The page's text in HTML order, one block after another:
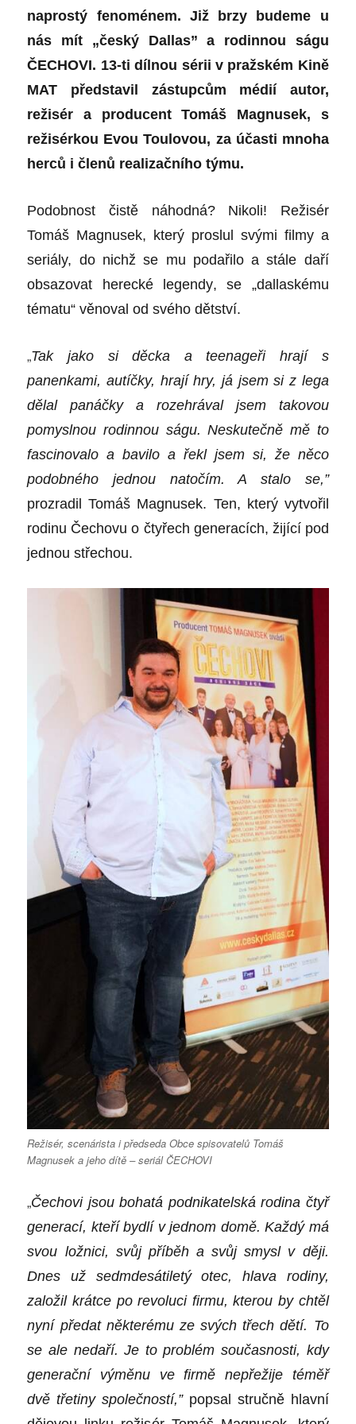
naprostý fenoménem. Již brzy budeme u
nás mít „český Dallas” a rodinnou ságu
ČECHOVI. 13-ti dílnou sérii v pražském Kině
MAT představil zástupcům médií autor,
režisér a producent Tomáš Magnusek, s
režisérkou Evou Toulovou, za účasti mnoha
herců i členů realizačního týmu.
Podobnost čistě náhodná? Nikoli! Režisér
Tomáš Magnusek, který proslul svými filmy a
seriály, do nichž se mu podařilo a stále daří
obsazovat herecké legendy, se „dallaskému
tématu“ věnoval od svého dětství.
„Tak jako si děcka a teenageři hrají s
panenkami, autíčky, hrají hry, já jsem si z lega
dělal panáčky a rozehrával jsem takovou
pomyslnou rodinnou ságu. Neskutečně mě to
fascinovalo a bavilo a řekl jsem si, že něco
podobného jednou natočím. A stalo se,”
prozradil Tomáš Magnusek. Ten, který vytvořil
rodinu Čechovu o čtyřech generacích, žijící pod
jednou střechou.
Režisér, scenárista i předseda Obce spisovatelů Tomáš
Magnusek a jeho dítě – seriál ČECHOVI
„Čechovi jsou bohatá podnikatelská rodina čtyř
generací, kteří bydlí v jednom domě. Každý má
svou ložnici, svůj příběh a svůj smysl v ději.
Dnes už sedmdesátiletý otec, hlava rodiny,
založil krátce po revoluci firmu, kterou by chtěl
nyní předat některému ze svých třech dětí. To
se ale nedaří. Je to problém současnosti, kdy
generační výměnu ve firmě nepřežije téměř
dvě třetiny společností,” popsal stručně hlavní